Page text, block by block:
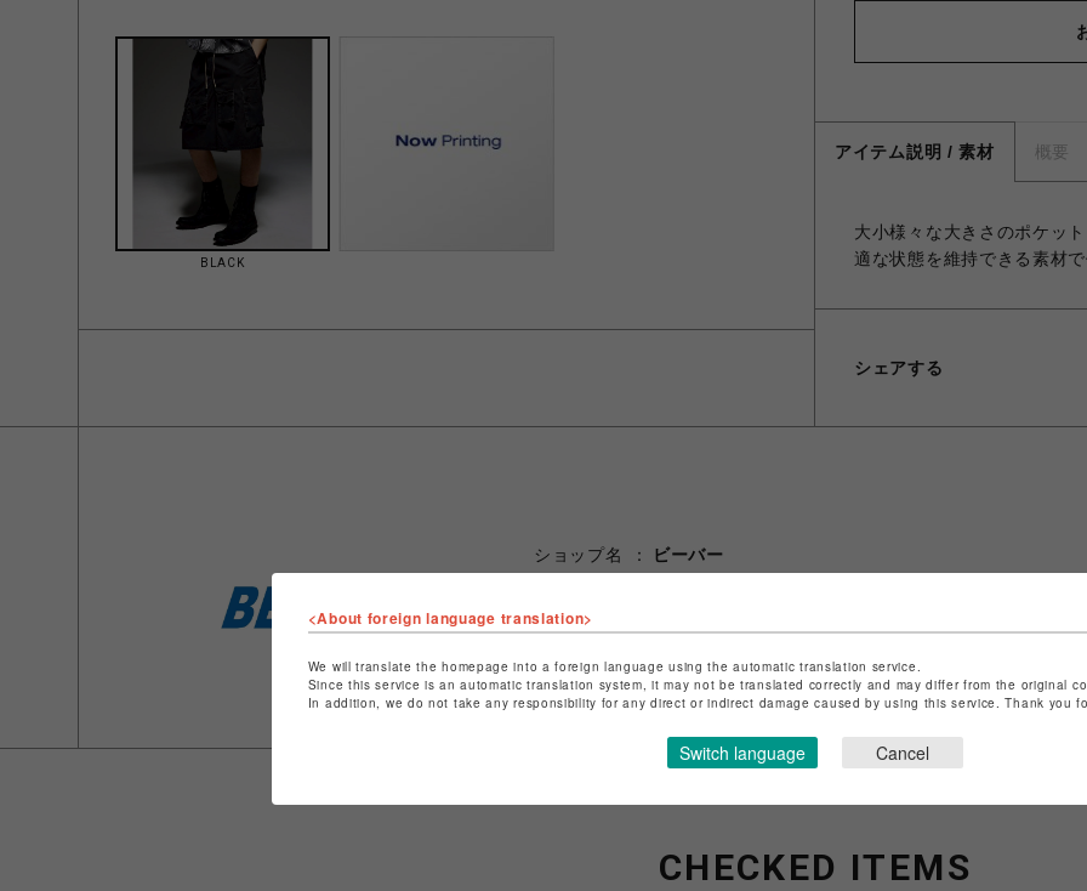
BLACK
アイテム説明 / 素材 概要
大小様々な大きさのポケッ
適な状態を維持できる素材で
シェアする
ショップ名
ビーバー
特定商取引法など法令に基づく表記はこちら
ショップお問い合わせは こちら
CHECKED ITEMS
<About foreign language translation>
We will translate the homepage into a foreign language using the automatic translation service.
Since this service is an automatic translation system, it may not be translated correctly and may differ from the original
In addition, we do not take any responsibility for any direct or indirect damage caused by using this service. Thank you
Switch language Cancel